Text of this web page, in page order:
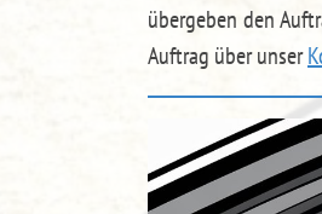
übergeben den
Auftrag über unser